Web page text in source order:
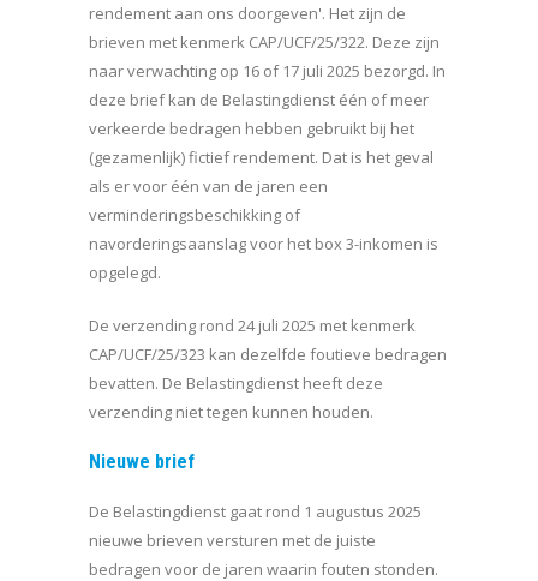
rendement aan ons doorgeven'. Het zijn de
brieven met kenmerk CAP/UCF/25/322. Deze zijn
naar verwachting op 16 of 17 juli 2025 bezorgd. In
deze brief kan de Belastingdienst één of meer
verkeerde bedragen hebben gebruikt bij het
(gezamenlijk) fictief rendement. Dat is het geval
als er voor één van de jaren een
verminderingsbeschikking of
navorderingsaanslag voor het box 3-inkomen is
opgelegd.
De verzending rond 24 juli 2025 met kenmerk
CAP/UCF/25/323 kan dezelfde foutieve bedragen
bevatten. De Belastingdienst heeft deze
verzending niet tegen kunnen houden.
Nieuwe brief
De Belastingdienst gaat rond 1 augustus 2025
nieuwe brieven versturen met de juiste
bedragen voor de jaren waarin fouten stonden.